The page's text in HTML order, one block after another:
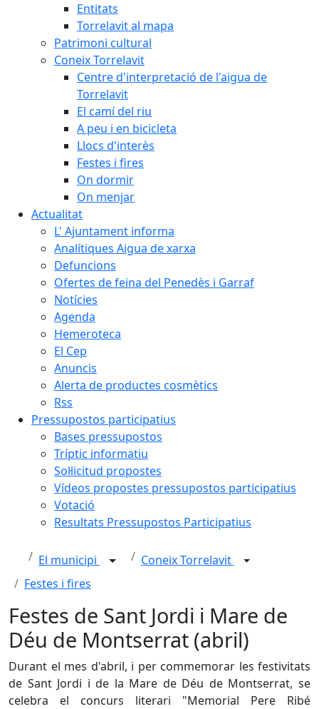
Entitats
Torrelavit al mapa
Patrimoni cultural
Coneix Torrelavit
Centre d'interpretació de l'aigua de
Torrelavit
El camí del riu
A peu i en bicicleta
Llocs d'interès
Festes i fires
On dormir
On menjar
Actualitat
L' Ajuntament informa
Analítiques Aigua de xarxa
Defuncions
Ofertes de feina del Penedès i Garraf
Notícies
Agenda
Hemeroteca
El Cep
Anuncis
Alerta de productes cosmètics
Rss
Pressupostos participatius
Bases pressupostos
Tríptic informatiu
Sol·licitud propostes
Vídeos propostes pressupostos participatius
Votació
Resultats Pressupostos Participatius
El municipi
Coneix Torrelavit
Festes i fires
Festes de Sant Jordi i Mare de
Déu de Montserrat (abril)
Durant el mes d'abril, i per commemorar les festivitats
de Sant Jordi i de la Mare de Déu de Montserrat, se
celebra el concurs literari "Memorial Pere Ribé